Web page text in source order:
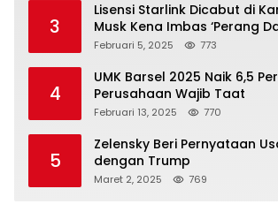
3
Lisensi Starlink Dicabut di
Musk Kena Imbas ‘Perang
Februari 5, 2025 773
4
UMK Barsel 2025 Naik 6,5
Perusahaan Wajib Taat
Februari 13, 2025 770
5
Zelensky Beri Pernyataan
dengan Trump
Maret 2, 2025 769